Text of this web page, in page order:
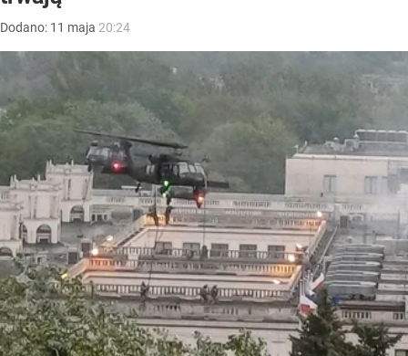
Dodano: 11 maja 20:24